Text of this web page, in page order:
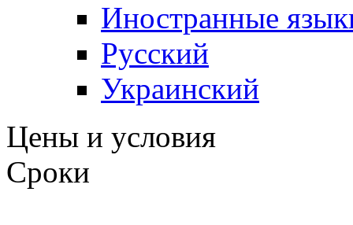
Иностранные
Русский
Украинский
Цены и условия
Сроки